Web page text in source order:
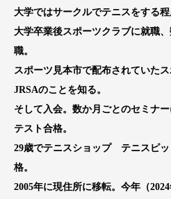
大学ではサークルでテニスをする程
大学卒業後スポーツクラブに就職
職。
スポーツ見本市で配布されていた
JRSAのことを知る。
そして入会。数か月ごとのセミナ
テスト合格。
29歳でテニスショップ テニスピッ
格。
2005年に現住所に移転。今年（